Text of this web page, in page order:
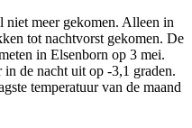
niet meer gekomen. Alleen in
tot nachtvorst gekomen. De
in Elsenborn op 3 mei.
de nacht uit op -3,1 graden.
temperatuur van de maand